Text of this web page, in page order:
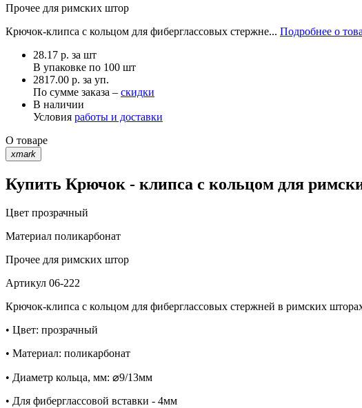
Прочее для римских штор
Крючок-клипса с кольцом для фиберглассовых стержне... Подробнее о
28.17 р. за шт
В упаковке по 100 шт
2817.00 р. за уп.
По сумме заказа – скидки
В наличии
Условия работы и доставки
О товаре
xmark
Купить Крючок - клипса с кольцом для
Цвет прозрачный
Материал поликарбонат
Прочее для римских штор
Артикул 06-222
Крючок-клипса с кольцом для фиберглассовых стержней в римских
• Цвет: прозрачный
• Материал: поликарбонат
• Диаметр кольца, мм: ⌀9/13мм
• Для фиберглассовой вставки - 4мм